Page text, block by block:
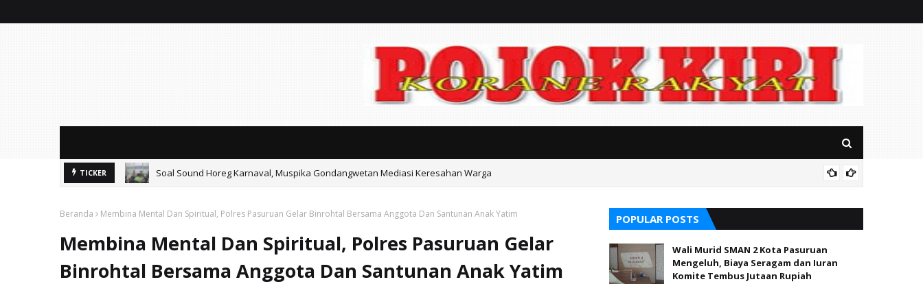
TICKER Soal Sound Horeg Karnaval, Muspika Gondangwetan Mediasi Keresahan Warga
Beranda Membina Mental Dan Spiritual, Polres Pasuruan Gelar Binrohtal Bersama Anggota Dan Santunan Anak Yatim
Membina Mental Dan Spiritual, Polres Pasuruan Gelar
Binrohtal Bersama Anggota Dan Santunan Anak Yatim
POPULAR POSTS
Wali Murid SMAN 2 Kota Pasuruan
Mengeluh, Biaya Seragam dan Iuran
Komite Tembus Jutaan Rupiah